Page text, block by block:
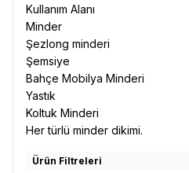
Kullanım Alanı
Minder
Şezlong minderi
Şemsiye
Bahçe Mobilya Minderi
Yastık
Koltuk Minderi
Her türlü minder dikimi.
Ürün Filtreleri